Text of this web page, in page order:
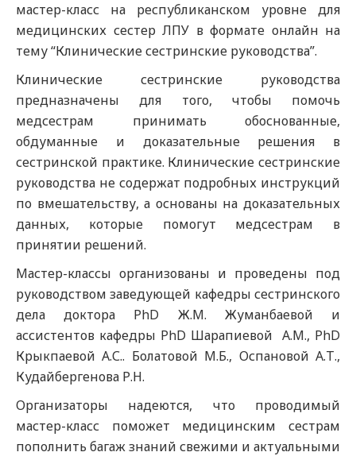
мастер-класс на республиканском уровне для
медицинских сестер ЛПУ в формате онлайн на
тему “Клинические сестринские руководства”.
Клинические сестринские руководства
предназначены для того, чтобы помочь
медсестрам принимать обоснованные,
обдуманные и доказательные решения в
сестринской практике. Клинические сестринские
руководства не содержат подробных инструкций
по вмешательству, а основаны на доказательных
данных, которые помогут медсестрам в
принятии решений.
Мастер-классы организованы и проведены под
руководством заведующей кафедры сестринского
дела доктора PhD Ж.М. Жуманбаевой и
ассистентов кафедры PhD Шарапиевой А.М., PhD
Крыкпаевой А.С.. Болатовой М.Б., Оспановой А.Т.,
Кудайбергенова Р.Н.
Организаторы надеются, что проводимый
мастер-класс поможет медицинским сестрам
пополнить багаж знаний свежими и актуальными